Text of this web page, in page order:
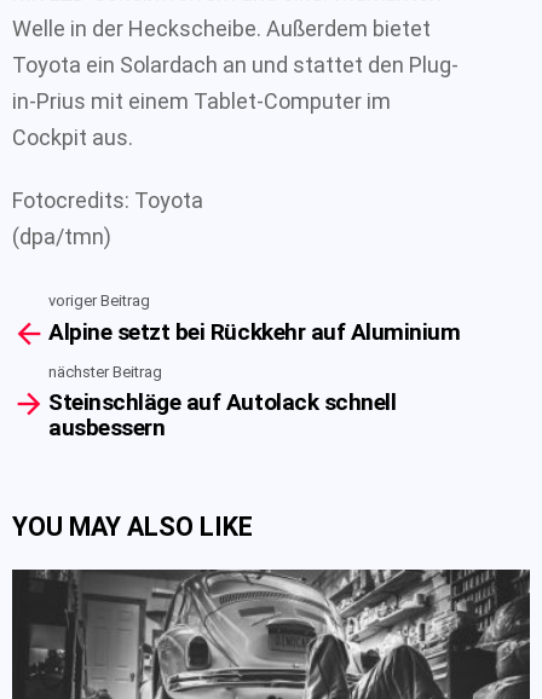
Welle in der Heckscheibe. Außerdem bietet
Toyota ein Solardach an und stattet den Plug-
in-Prius mit einem Tablet-Computer im
Cockpit aus.
Fotocredits: Toyota
(dpa/tmn)
more
voriger Beitrag
Alpine setzt bei Rückkehr auf Aluminium
nächster Beitrag
Steinschläge auf Autolack schnell
ausbessern
YOU MAY ALSO LIKE